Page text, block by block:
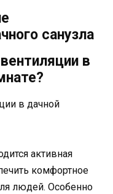
санузла
в
активная
комфортное
людей. Особенно